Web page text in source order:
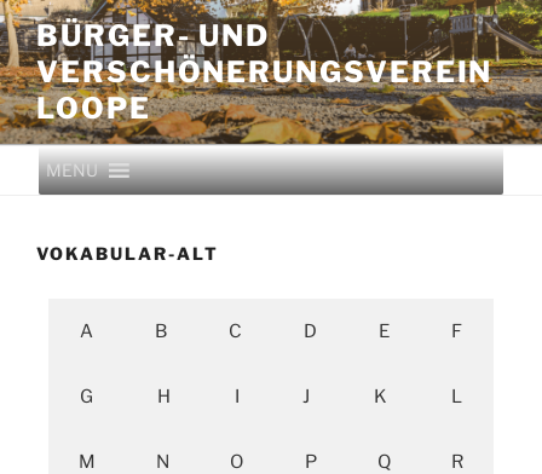
BÜRGER- UND
VERSCHÖNERUNGS­VEREIN
LOOPE
MENU
VOKABULAR-ALT
A B C D E F
G H I J K L
M N O P Q R